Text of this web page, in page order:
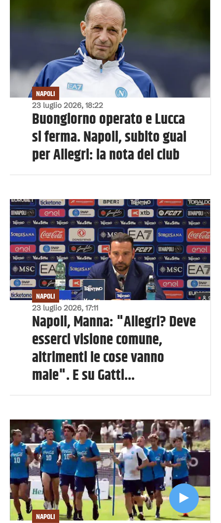
23 luglio 2026, 18:22
NAPOLI
Buongiorno operato e Lucca
si ferma. Napoli, subito guai
per Allegri: la nota del club
23 luglio 2026, 17:11
NAPOLI
Napoli, Manna: "Allegri? Deve
esserci visione comune,
altrimenti le cose vanno
male". E su Gatti...
NAPOLI